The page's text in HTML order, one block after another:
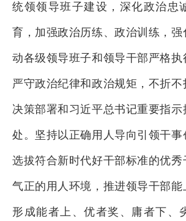
统领领导班子建设，深化政治忠
育，加强政治历练、政治训练，强
动各级领导班子和领导干部严格执
严守政治纪律和政治规矩，不折
决策部署和习近平总书记重要指
处。坚持以正确用人导向引领干事
选拔符合新时代好干部标准的优
气正的用人环境，推进领导干部能
形成能者上、优者奖、庸者下、